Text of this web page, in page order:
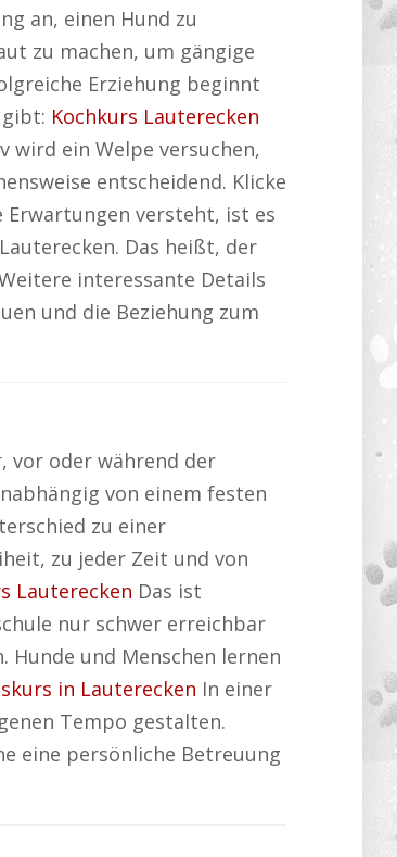
an, einen Hund zu
zu machen, um gängige
Erziehung beginnt
Kochkurs Lauterecken
wird ein Welpe versuchen,
entscheidend. Klicke
Erwartungen versteht, ist es
Das heißt, der
interessante Details
und die Beziehung zum
vor oder während der
von einem festen
zu einer
zu jeder Zeit und von
Lauterecken Das ist
nur schwer erreichbar
und Menschen lernen
in Lauterecken In einer
Tempo gestalten.
eine persönliche Betreuung